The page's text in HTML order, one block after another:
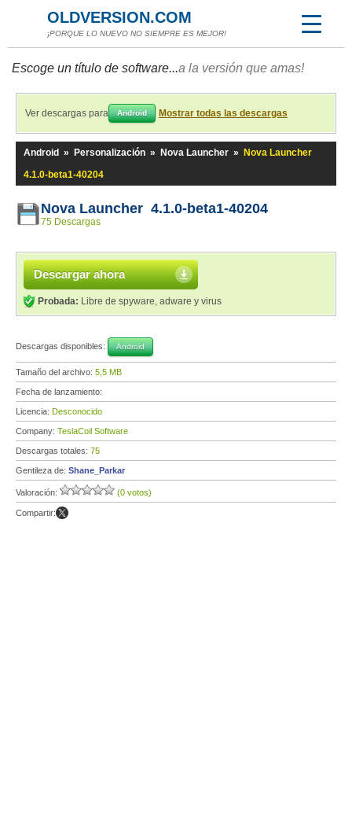
OLDVERSION.COM
¡PORQUE LO NUEVO NO SIEMPRE ES MEJOR!
Escoge un título de software...a la versión que amas!
Ver descargas para Android Mostrar todas las descargas
Android » Personalización » Nova Launcher »
Nova Launcher
4.1.0-beta1-40204
Nova Launcher 4.1.0-beta1-40204
75 Descargas
Descargar ahora
Probada: Libre de spyware, adware y virus
Descargas disponibles: Android
Tamaño del archivo: 5,5 MB
Fecha de lanzamiento:
Licencia: Desconocido
Company: TeslaCoil Software
Descargas totales: 75
Gentileza de: Shane_Parkar
Valoración: (0 votos)
Compartir: